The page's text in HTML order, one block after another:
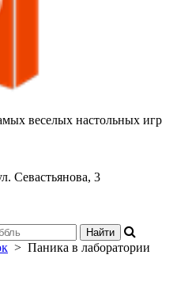
веселых настольных игр
Севастьянова, 3
> Паника в лаборатории